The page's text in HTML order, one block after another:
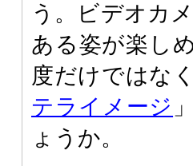
う。ビデオカ
ある姿が楽し
度だけではな
テライメージ
ょうか。